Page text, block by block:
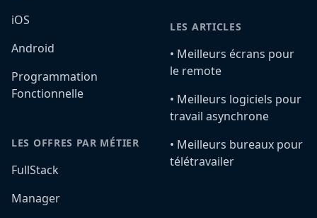
iOS
Android
Programmation
Fonctionnelle
LES OFFRES PAR MÉTIER
FullStack
Manager
LES ARTICLES
•️ Meilleurs écrans pour
le remote
•️ Meilleurs logiciels pour
travail asynchrone
•️ Meilleurs bureaux pour
télétravailer